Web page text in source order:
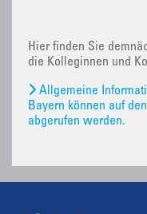
Hier finden Sie
die Kolleginnen und
Allgemeine
Bayern können auf
abgerufen werden.